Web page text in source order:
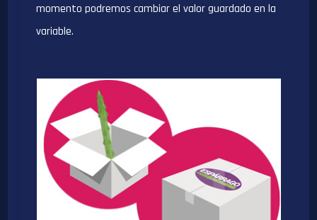
momento podremos cambiar el valor guardado en la
variable.